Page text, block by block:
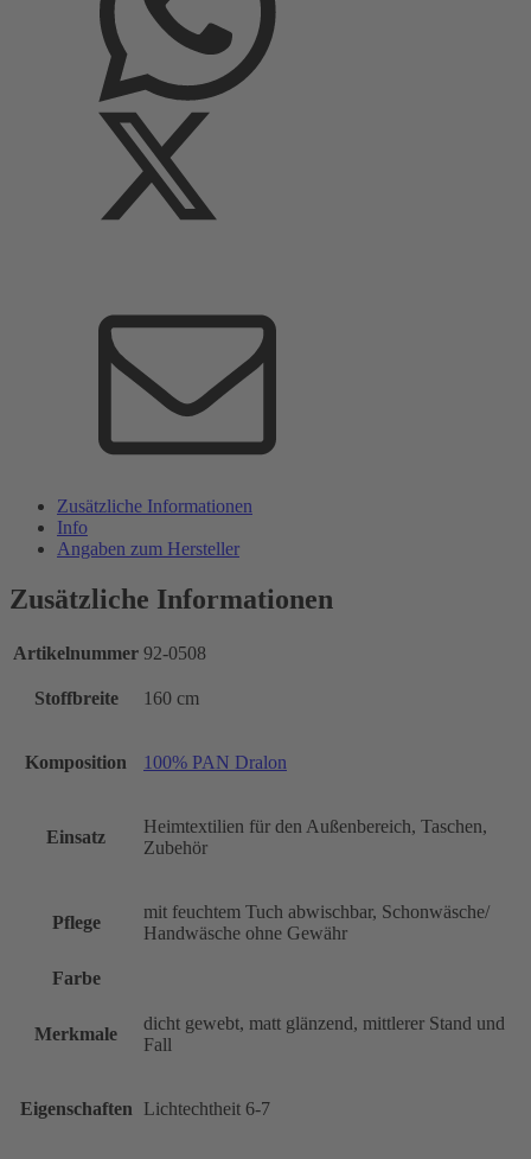
Zusätzliche Informationen
Info
Angaben zum Hersteller
Zusätzliche Informationen
Artikelnummer 92-0508
Stoffbreite 160 cm
Komposition 100% PAN Dralon
Einsatz
Heimtextilien für den Außenbereich, Taschen,
Zubehör
Pflege
mit feuchtem Tuch abwischbar, Schonwäsche/
Handwäsche ohne Gewähr
Farbe
Merkmale
dicht gewebt, matt glänzend, mittlerer Stand und
Fall
Eigenschaften Lichtechtheit 6-7